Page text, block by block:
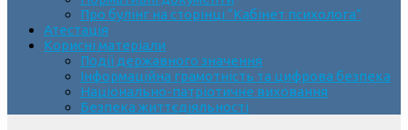
Про булінг на сторінці “Кабінет психолога”
Атестація
Корисні матеріали
Події державного значення
Інформаційна грамотність та цифрова безпека
Національно-патріотичне виховання
Безпека життєдіяльності